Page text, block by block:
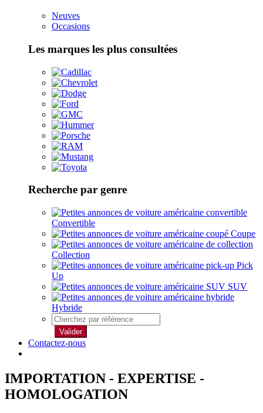
Neuves
Occasions
Les marques les plus consultées
Recherche par genre
Convertible
Coupe
Collection
Pick
Up
SUV
Hybride
Valider
Contactez-nous
IMPORTATION - EXPERTISE -
HOMOLOGATION